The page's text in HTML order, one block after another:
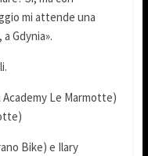
mi attende una
Gdynia».
Le Marmotte)
Bike) e Ilary